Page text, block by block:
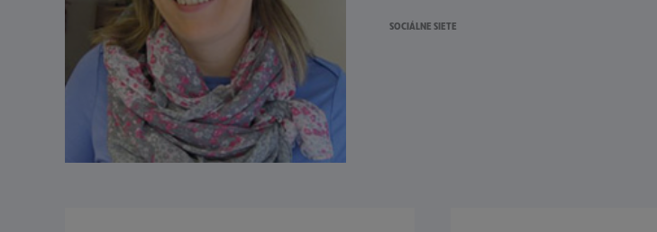
SOCIÁLNE SIETE